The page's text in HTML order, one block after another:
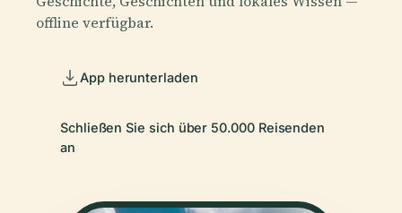
offline verfügbar.
App herunterladen
Schließen Sie sich über 50.000 Reisenden
an